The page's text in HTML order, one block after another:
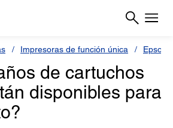
Impresoras de función única Epson
de cartuchos
disponibles para